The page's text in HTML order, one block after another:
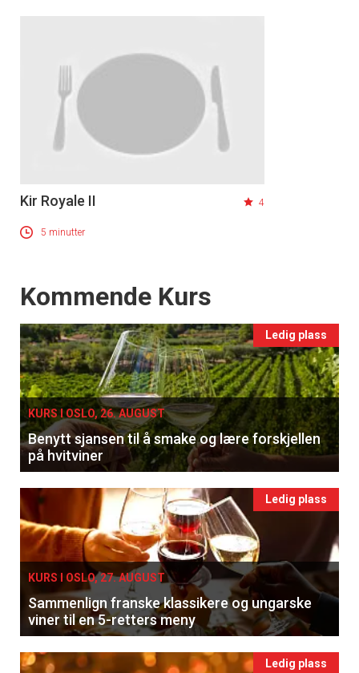
kan fritt velge hvilke du ønsker å få
tilsendt.
Registrer deg
Kir Royale II 4
5 minutter
Events
Kommende Kurs
Ledig plass
KURS I OSLO, 26. AUGUST
Benytt sjansen til å smake og lære forskjellen
på hvitviner
Ledig plass
KURS I OSLO, 27. AUGUST
Sammenlign franske klassikere og ungarske
viner til en 5-retters meny
Ledig plass